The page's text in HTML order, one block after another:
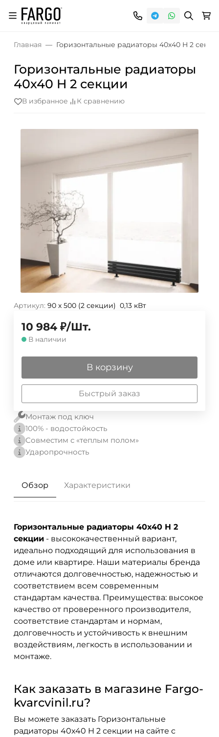
Главная Горизонтальные радиаторы 40x40 H 2
Горизонтальные радиаторы
40x40 H 2 секции
В избранное К сравнению
Артикул: 90 х 500 (2 секции) 0,13 кВт
10 984 ₽/Шт.
В наличии
В корзину
Быстрый заказ
Монтаж под ключ
100% - водостойкость
Совместим с «теплым полом»
Ударопрочность
Обзор Характеристики
Горизонтальные радиаторы 40x40 H 2
секции - высококачественный вариант,
идеально подходящий для использования в
доме или квартире. Наши материалы бренда
отличаются долговечностью, надежностью и
соответствием всем современным
стандартам качества. Преимущества: высокое
качество от проверенного производителя,
соответствие стандартам и нормам,
долговечность и устойчивость к внешним
воздействиям, легкость в использовании и
монтаже.
Как заказать в магазине Fargo-
kvarcvinil.ru?
Вы можете заказать Горизонтальные
радиаторы 40x40 H 2 секции на сайте с